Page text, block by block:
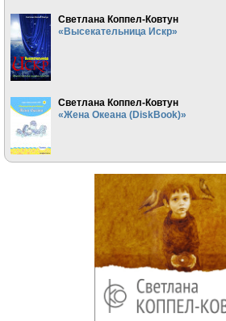
Светлана Коппел-Ковтун
«Высекательница Искр»
Светлана Коппел-Ковтун
«Жена Океана (DiskBook)»